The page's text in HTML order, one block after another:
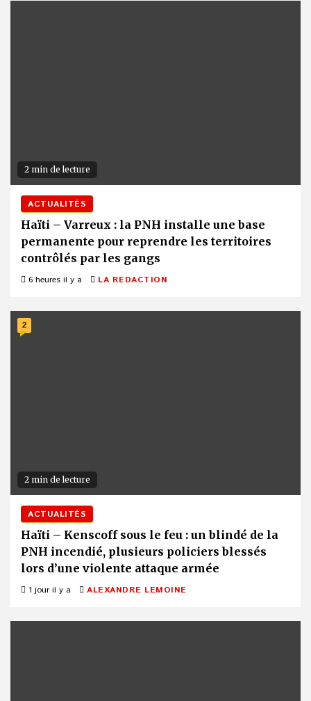
2 min de lecture
ACTUALITÉS
Haïti – Varreux : la PNH installe une base
permanente pour reprendre les territoires
contrôlés par les gangs
6 heures il y a LA REDACTION
2 min de lecture
2
ACTUALITÉS
Haïti – Kenscoff sous le feu : un blindé de la
PNH incendié, plusieurs policiers blessés
lors d’une violente attaque armée
1 jour il y a ALEXANDRE LEMOINE